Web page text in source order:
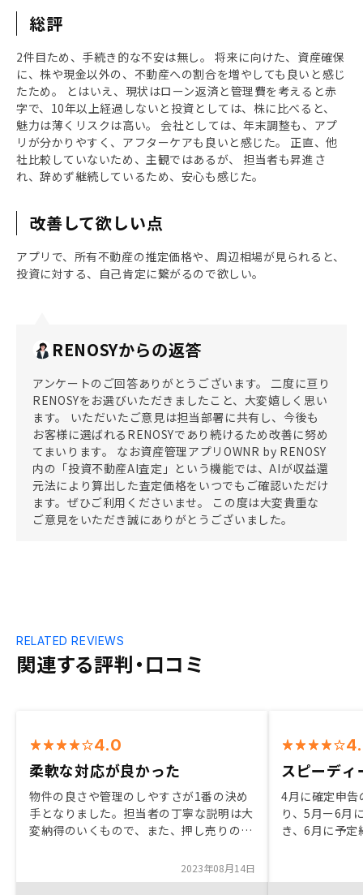
総評
2件目ため、手続き的な不安は無し。 将来に向けた、資産確保
に、株や現金以外の、不動産への割合を増やしても良いと感じ
たため。 とはいえ、現状はローン返済と管理費を考えると赤
字で、10年以上経過しないと投資としては、株に比べると、
魅力は薄くリスクは高い。 会社としては、年末調整も、アプ
リが分かりやすく、アフターケアも良いと感じた。 正直、他
社比較していないため、主観ではあるが、 担当者も昇進さ
れ、辞めず継続しているため、安心も感じた。
改善して欲しい点
アプリで、所有不動産の推定価格や、周辺相場が見られると、
投資に対する、自己肯定に繋がるので欲しい。
RENOSYからの返答
アンケートのご回答ありがとうございます。 二度に亘り
RENOSYをお選びいただきましたこと、大変嬉しく思い
ます。 いただいたご意見は担当部署に共有し、今後も
お客様に選ばれるRENOSYであり続けるため改善に努め
てまいります。 なお資産管理アプリOWNR by RENOSY
内の「投資不動産AI査定」という機能では、AIが収益還
元法により算出した査定価格をいつでもご確認いただけ
ます。ぜひご利用くださいませ。 この度は大変貴重な
ご意見をいただき誠にありがとうございました。
関連する評判・口コミ
RELATED REVIEWS
4.0
柔軟な対応が良かった
物件の良さや管理のしやすさが1番の決め
手となりました。担当者の丁寧な説明は大
変納得のいくもので、また、押し売りの要
アの変更や物件の種類の変更等に対応して
頂きました。加えて、不動産投資だけでな
2023年08月14日
スピーディ
4月に確定申
り、5月ー6月
き、6月に予
Web広告から